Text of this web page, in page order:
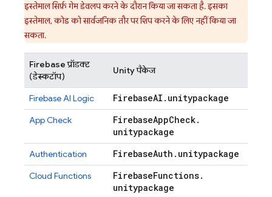
इस्तेमाल सिर्फ़ गेम डेवलप करने के दौरान किया जा सकता है. इसका
इस्तेमाल, कोड को सार्वजनिक तौर पर शिप करने के लिए नहीं किया जा
सकता.
Firebase प्रॉडक्ट
(डेस्कटॉप)
Unity पैकेज
Firebase AI Logic FirebaseAI . unitypackage
App Check FirebaseAppCheck.
unitypackage
Authentication FirebaseAuth . unitypackage
Cloud Functions FirebaseFunctions.
unitypackage